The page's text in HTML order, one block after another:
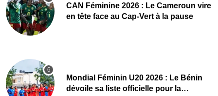
CAN Féminine 2026 : Le Cameroun vire
en tête face au Cap-Vert à la pause
Mondial Féminin U20 2026 : Le Bénin
dévoile sa liste officielle pour la